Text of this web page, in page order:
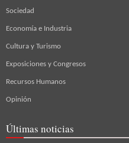
Sociedad
Economía e Industria
Cultura y Turismo
Exposiciones y Congresos
Recursos Humanos
Opinión
Últimas noticias